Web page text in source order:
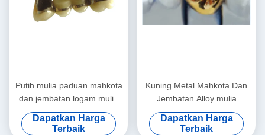
Putih mulia paduan mahkota
dan jembatan logam mulia
mahkota dan jembatan
Dapatkan Harga
Terbaik
Kuning Metal Mahkota Dan
Jembatan Alloy mulia
Mahkota Jembatan
Disesuaikan
Dapatkan Harga
Terbaik